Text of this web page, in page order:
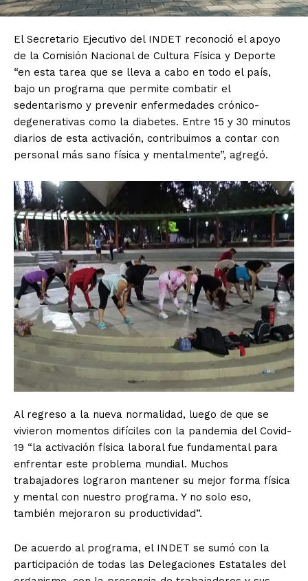
El Suplemento
Estados
Aguascalientes Baja California
Baja California Sur Campeche
Chiapas
Colima Durango
Estado de México
Guanajuato
Guerrero Hidalgo
Jalisco
El Secretario Ejecutivo del INDET reconoció el apoyo
de la Comisión Nacional de Cultura Física y Deporte
“en esta tarea que se lleva a cabo en todo el país,
bajo un programa que permite combatir el
sedentarismo y prevenir enfermedades crónico-
degenerativas como la diabetes. Entre 15 y 30 minutos
diarios de esta activación, contribuimos a contar con
personal más sano física y mentalmente”, agregó.
Al regreso a la nueva normalidad, luego de que se
vivieron momentos difíciles con la pandemia del Covid-
19 “la activación física laboral fue fundamental para
enfrentar este problema mundial. Muchos
trabajadores lograron mantener su mejor forma física
y mental con nuestro programa. Y no solo eso,
también mejoraron su productividad”.
De acuerdo al programa, el INDET se sumó con la
participación de todas las Delegaciones Estatales del